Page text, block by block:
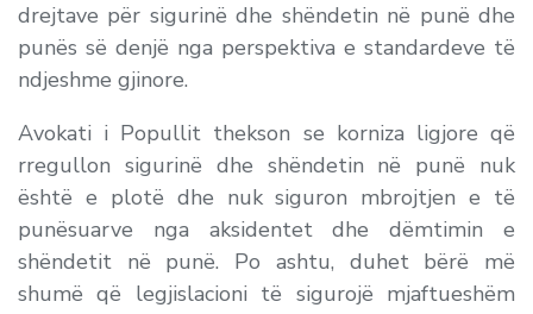
drejtave për sigurinë dhe shëndetin në punë dhe
punës së denjë nga perspektiva e standardeve të
ndjeshme gjinore.
Avokati i Popullit thekson se korniza ligjore që
rregullon sigurinë dhe shëndetin në punë nuk
është e plotë dhe nuk siguron mbrojtjen e të
punësuarve nga aksidentet dhe dëmtimin e
shëndetit në punë. Po ashtu, duhet bërë më
shumë që legjislacioni të sigurojë mjaftueshëm